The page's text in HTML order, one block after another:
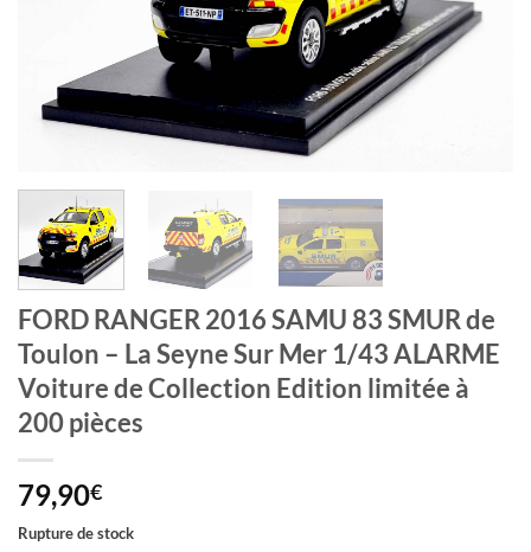
FORD RANGER 2016 SAMU 83 SMUR de
Toulon – La Seyne Sur Mer 1/43 ALARME
Voiture de Collection Edition limitée à
200 pièces
79,90€
Rupture de stock